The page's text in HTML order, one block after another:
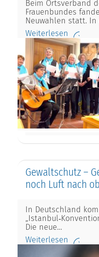
Beim Ortsverband
Frauenbundes
Neuwahlen statt.
Weiterlesen
Gewaltschutz –
noch Luft nach
In Deutschland
Die neue…
Weiterlesen